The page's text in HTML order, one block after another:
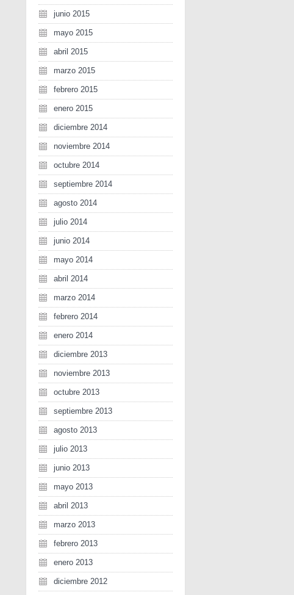
junio 2015
mayo 2015
abril 2015
marzo 2015
febrero 2015
enero 2015
diciembre 2014
noviembre 2014
octubre 2014
septiembre 2014
agosto 2014
julio 2014
junio 2014
mayo 2014
abril 2014
marzo 2014
febrero 2014
enero 2014
diciembre 2013
noviembre 2013
octubre 2013
septiembre 2013
agosto 2013
julio 2013
junio 2013
mayo 2013
abril 2013
marzo 2013
febrero 2013
enero 2013
diciembre 2012